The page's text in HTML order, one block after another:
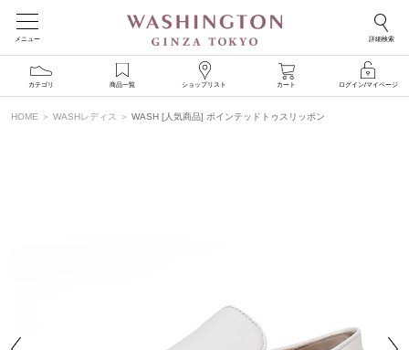
メニュー 詳細検索
カテゴリ 商品一覧 ショップリスト カート ログイン/マイページ
HOME WASHレディス WASH [人気商品] ポインテッドトゥスリッポン